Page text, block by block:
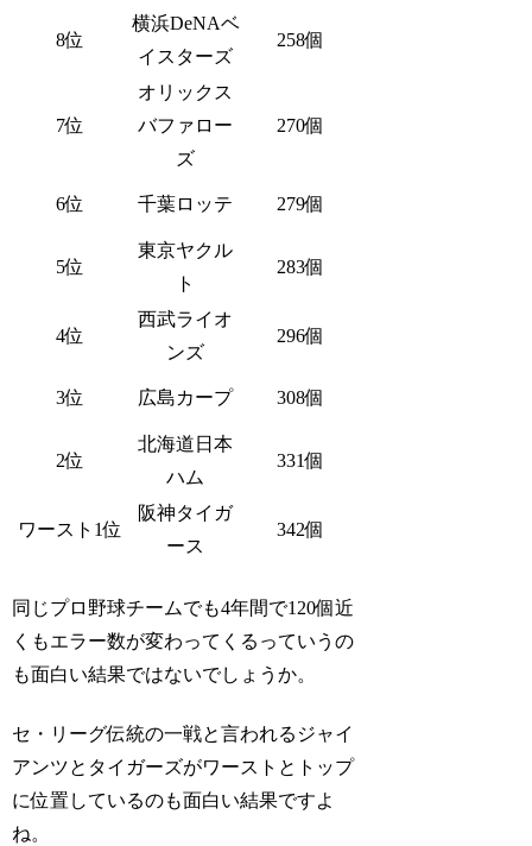
8位
横浜DeNAベ
イスターズ
258個
7位
オリックス
バファロー
ズ
270個
6位 千葉ロッテ 279個
5位
東京ヤクル
ト
283個
4位
西武ライオ
ンズ
296個
3位 広島カープ 308個
2位
北海道日本
ハム
331個
ワースト1位
阪神タイガ
ース
342個
同じプロ野球チームでも4年間で120個近
くもエラー数が変わってくるっていうの
も面白い結果ではないでしょうか。
セ・リーグ伝統の一戦と言われるジャイ
アンツとタイガーズがワーストとトップ
に位置しているのも面白い結果ですよ
ね。